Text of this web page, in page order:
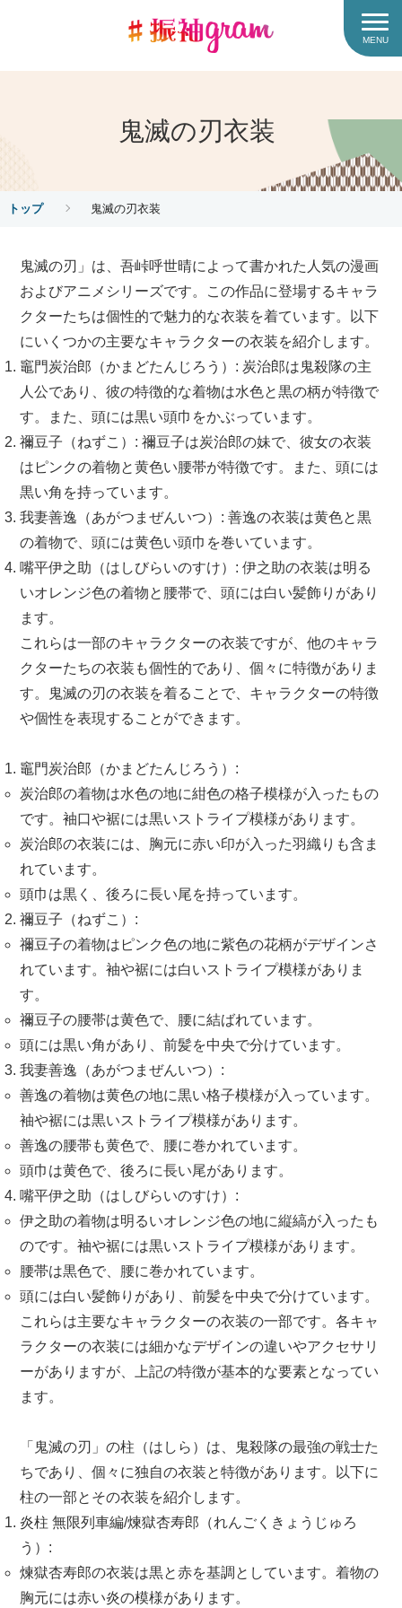
MENU
鬼滅の刃衣装
トップ 鬼滅の刃衣装
鬼滅の刃」は、吾峠呼世晴によって書かれた人気の漫画
およびアニメシリーズです。この作品に登場するキャラ
クターたちは個性的で魅力的な衣装を着ています。以下
にいくつかの主要なキャラクターの衣装を紹介します。
竈門炭治郎（かまどたんじろう）: 炭治郎は鬼殺隊の主
人公であり、彼の特徴的な着物は水色と黒の柄が特徴で
す。また、頭には黒い頭巾をかぶっています。
禰豆子（ねずこ）: 禰豆子は炭治郎の妹で、彼女の衣装
はピンクの着物と黄色い腰帯が特徴です。また、頭には
黒い角を持っています。
我妻善逸（あがつまぜんいつ）: 善逸の衣装は黄色と黒
の着物で、頭には黄色い頭巾を巻いています。
嘴平伊之助（はしびらいのすけ）: 伊之助の衣装は明る
いオレンジ色の着物と腰帯で、頭には白い髪飾りがあり
ます。
これらは一部のキャラクターの衣装ですが、他のキャラ
クターたちの衣装も個性的であり、個々に特徴がありま
す。鬼滅の刃の衣装を着ることで、キャラクターの特徴
や個性を表現することができます。
竈門炭治郎（かまどたんじろう）:
炭治郎の着物は水色の地に紺色の格子模様が入ったもの
です。袖口や裾には黒いストライプ模様があります。
炭治郎の衣装には、胸元に赤い印が入った羽織りも含ま
れています。
頭巾は黒く、後ろに長い尾を持っています。
禰豆子（ねずこ）:
禰豆子の着物はピンク色の地に紫色の花柄がデザインさ
れています。袖や裾には白いストライプ模様がありま
す。
禰豆子の腰帯は黄色で、腰に結ばれています。
頭には黒い角があり、前髪を中央で分けています。
我妻善逸（あがつまぜんいつ）:
善逸の着物は黄色の地に黒い格子模様が入っています。
袖や裾には黒いストライプ模様があります。
善逸の腰帯も黄色で、腰に巻かれています。
頭巾は黄色で、後ろに長い尾があります。
嘴平伊之助（はしびらいのすけ）:
伊之助の着物は明るいオレンジ色の地に縦縞が入ったも
のです。袖や裾には黒いストライプ模様があります。
腰帯は黒色で、腰に巻かれています。
頭には白い髪飾りがあり、前髪を中央で分けています。
これらは主要なキャラクターの衣装の一部です。各キャ
ラクターの衣装には細かなデザインの違いやアクセサリ
ーがありますが、上記の特徴が基本的な要素となってい
ます。
「鬼滅の刃」の柱（はしら）は、鬼殺隊の最強の戦士た
ちであり、個々に独自の衣装と特徴があります。以下に
柱の一部とその衣装を紹介します。
炎柱 無限列車編/煉獄杏寿郎（れんごくきょうじゅろ
う）:
煉獄杏寿郎の衣装は黒と赤を基調としています。着物の
胸元には赤い炎の模様があります。